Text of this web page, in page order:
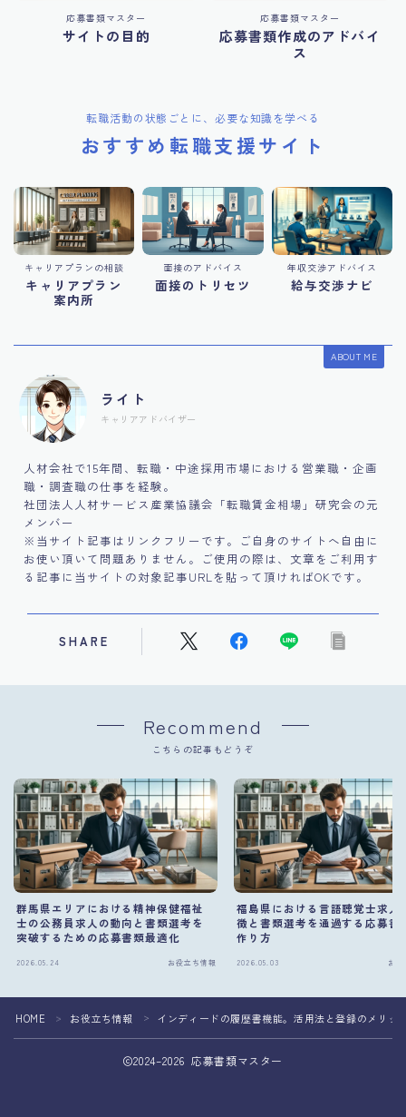
応募書類マスター
サイトの目的
応募書類マスター
応募書類作成のアドバイ
ス
転職活動の状態ごとに、必要な知識を学べる
おすすめ転職支援サイト
キャリアプランの相談
キャリアプラン
案内所
面接のアドバイス
面接のトリセツ
年収交渉アドバイス
給与交渉ナビ
ABOUT ME
ライト
キャリアアドバイザー
人材会社で15年間、転職・中途採用市場における営業職・企画
職・調査職の仕事を経験。
社団法人人材サービス産業協議会「転職賃金相場」研究会の元
メンバー
※当サイト記事はリンクフリーです。ご自身のサイトへ自由に
お使い頂いて問題ありません。ご使用の際は、文章をご利用す
る記事に当サイトの対象記事URLを貼って頂ければOKです。
SHARE
Recommend
こちらの記事もどうぞ
群馬県エリアにおける精神保健福祉
士の公務員求人の動向と書類選考を
突破するための応募書類最適化
2026.05.24 お役立ち情報
福島県における言語聴覚士求人
徴と書類選考を通過する応募書
作り方
2026.05.03 お
HOME ＞ お役立ち情報 ＞ インディードの履歴書機能。活用法と登録のメリッ
2024–2026 応募書類マスター